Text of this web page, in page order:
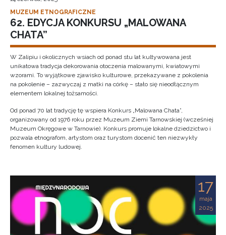
MUZEUM ETNOGRAFICZNE
62. EDYCJA KONKURSU „MALOWANA
CHATA”
W Zalipiu i okolicznych wsiach od ponad stu lat kultywowana jest
unikatowa tradycja dekorowania otoczenia malowanymi, kwiatowymi
wzorami. To wyjątkowe zjawisko kulturowe, przekazywane z pokolenia
na pokolenie – zazwyczaj z matki na córkę – stało się nieodłącznym
elementem lokalnej tożsamości.
Od ponad 70 lat tradycję tę wspiera Konkurs „Malowana Chata”,
organizowany od 1976 roku przez Muzeum Ziemi Tarnowskiej (wcześniej
Muzeum Okręgowe w Tarnowie). Konkurs promuje lokalne dziedzictwo i
pozwala etnografom, artystom oraz turystom docenić ten niezwykły
fenomen kultury ludowej.
17
maja
2025